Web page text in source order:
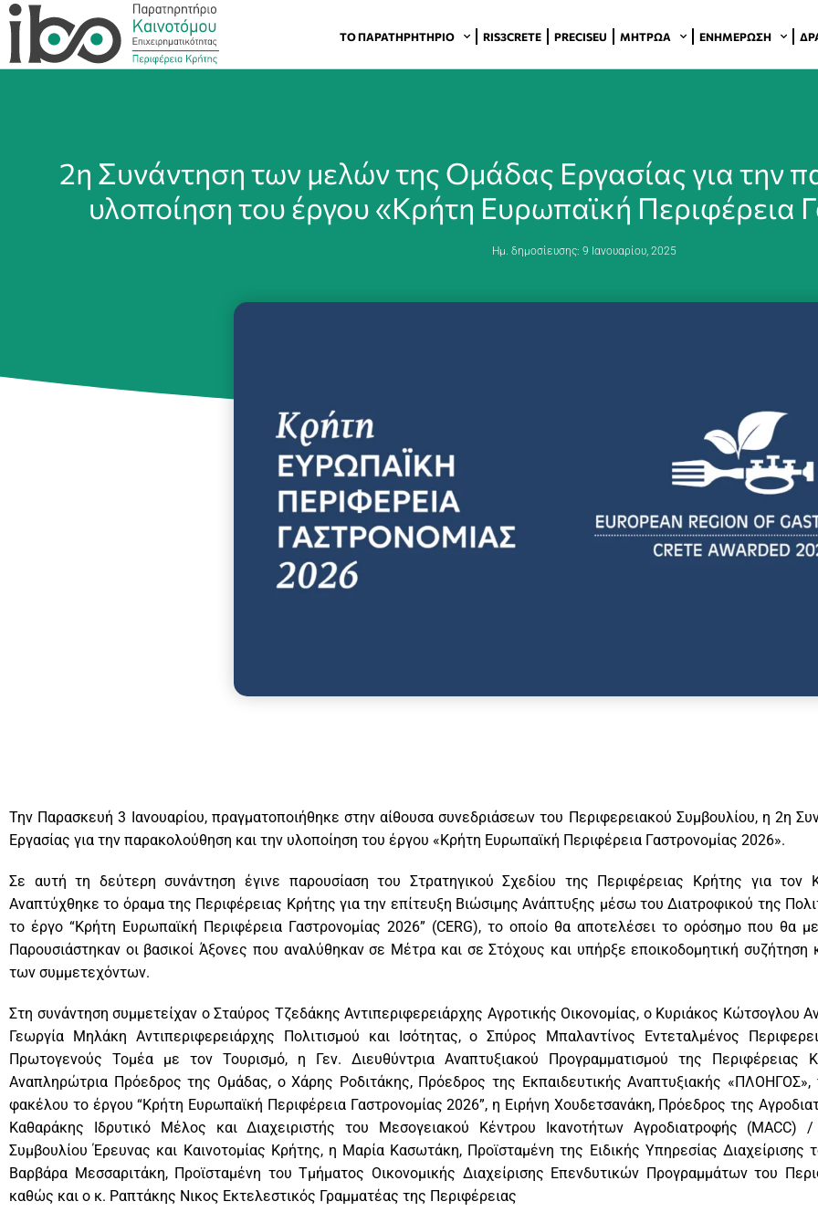
ΤΟ ΠΑΡΑΤΗΡΗΤΉΡΙΟ RIS3CRETE PRECISEU ΜΗΤΡΏΑ ΕΝΗΜΈΡΩΣΗ
2η Συνάντηση των μελών της Ομάδας Εργασίας για την
υλοποίηση του έργου «Κρήτη Ευρωπαϊκή Περιφέρεια
Ημ. δημοσίευσης: 9 Ιανουαρίου, 2025
Την Παρασκευή 3 Ιανουαρίου, πραγματοποιήθηκε στην αίθουσα συνεδριάσεων του Περιφερειακού Συμβουλίου, η 2η
Εργασίας για την παρακολούθηση και την υλοποίηση του έργου «Κρήτη Ευρωπαϊκή Περιφέρεια Γαστρονομίας 2026».
Σε αυτή τη δεύτερη συνάντηση έγινε παρουσίαση του Στρατηγικού Σχεδίου της Περιφέρειας Κρήτης για τον
Αναπτύχθηκε το όραμα της Περιφέρειας Κρήτης για την επίτευξη Βιώσιμης Ανάπτυξης μέσω του Διατροφικού της
το έργο “Κρήτη Ευρωπαϊκή Περιφέρεια Γαστρονομίας 2026” (CERG), το οποίο θα αποτελέσει το ορόσημο που θα
Παρουσιάστηκαν οι βασικοί Άξονες που αναλύθηκαν σε Μέτρα και σε Στόχους και υπήρξε εποικοδομητική
των συμμετεχόντων.
Στη συνάντηση συμμετείχαν ο Σταύρος Τζεδάκης Αντιπεριφερειάρχης Αγροτικής Οικονομίας, ο Κυριάκος Κώτσογλου
Γεωργία Μηλάκη Αντιπεριφερειάρχης Πολιτισμού και Ισότητας, ο Σπύρος Μπαλαντίνος Εντεταλμένος
Πρωτογενούς Τομέα με τον Τουρισμό, η Γεν. Διευθύντρια Αναπτυξιακού Προγραμματισμού της
Αναπληρώτρια Πρόεδρος της Ομάδας, ο Χάρης Ροδιτάκης, Πρόεδρος της Εκπαιδευτικής Αναπτυξιακής «ΠΛΟΗΓΟΣ»,
φακέλου το έργου “Κρήτη Ευρωπαϊκή Περιφέρεια Γαστρονομίας 2026”, η Ειρήνη Χουδετσανάκη, Πρόεδρος της
Καθαράκης Ιδρυτικό Μέλος και Διαχειριστής του Μεσογειακού Κέντρου Ικανοτήτων Αγροδιατροφής (MACC) /
Συμβουλίου Έρευνας και Καινοτομίας Κρήτης, η Μαρία Κασωτάκη, Προϊσταμένη της Ειδικής Υπηρεσίας Διαχείρισης
Βαρβάρα Μεσσαριτάκη, Προϊσταμένη του Τμήματος Οικονομικής Διαχείρισης Επενδυτικών Προγραμμάτων του
καθώς και ο κ. Ραπτάκης Νικος Εκτελεστικός Γραμματέας της Περιφέρειας